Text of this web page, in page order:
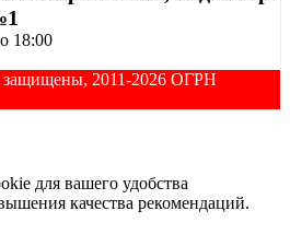
18:00
2011-2026 ОГРН
для вашего удобства
качества рекомендаций.